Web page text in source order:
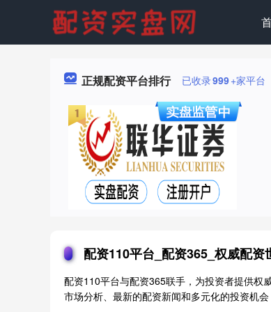
正规配资平台排行 已收录999+家平台
配资110平台_配资365_权威配资
配资110平台与配资365联手，为投资者提供权
市场分析、最新的配资新闻和多元化的投资机